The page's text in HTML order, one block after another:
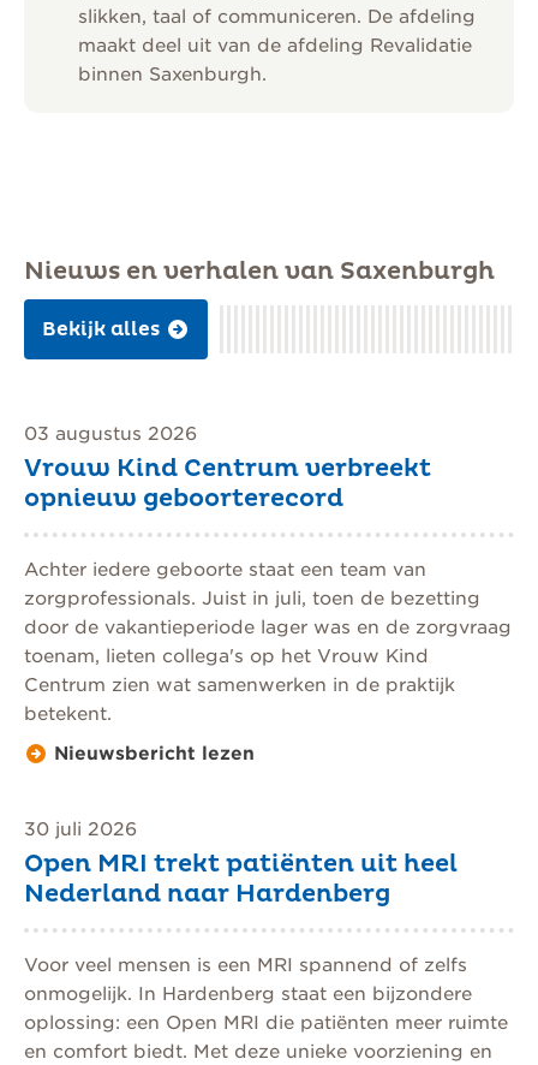
slikken, taal of communiceren. De afdeling
maakt deel uit van de afdeling Revalidatie
binnen Saxenburgh.
Nieuws en verhalen van Saxenburgh
Bekijk alles
03 augustus 2026
Vrouw Kind Centrum verbreekt
opnieuw geboorterecord
Achter iedere geboorte staat een team van
zorgprofessionals. Juist in juli, toen de bezetting
door de vakantieperiode lager was en de zorgvraag
toenam, lieten collega's op het Vrouw Kind
Centrum zien wat samenwerken in de praktijk
betekent.
Nieuwsbericht lezen
30 juli 2026
Open MRI trekt patiënten uit heel
Nederland naar Hardenberg
Voor veel mensen is een MRI spannend of zelfs
onmogelijk. In Hardenberg staat een bijzondere
oplossing: een Open MRI die patiënten meer ruimte
en comfort biedt. Met deze unieke voorziening en